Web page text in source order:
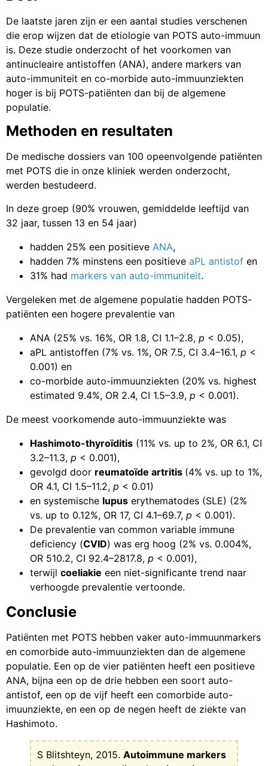
De laatste jaren zijn er een aantal studies verschenen
die erop wijzen dat de etiologie van POTS auto-immuun
is. Deze studie onderzocht of het voorkomen van
antinucleaire antistoffen (ANA), andere markers van
auto-immuniteit en co-morbide auto-immuunziekten
hoger is bij POTS-patiënten dan bij de algemene
populatie.
Methoden en resultaten
De medische dossiers van 100 opeenvolgende patiënten
met POTS die in onze kliniek werden onderzocht,
werden bestudeerd.
In deze groep (90% vrouwen, gemiddelde leeftijd van
32 jaar, tussen 13 en 54 jaar)
hadden 25% een positieve ANA,
hadden 7% minstens een positieve aPL antistof en
31% had markers van auto-immuniteit.
Vergeleken met de algemene populatie hadden POTS-
patiënten een hogere prevalentie van
ANA (25% vs. 16%, OR 1.8, CI 1.1–2.8, p < 0.05),
aPL antistoffen (7% vs. 1%, OR 7.5, CI 3.4–16.1, p <
0.001) en
co-morbide auto-immuunziekten (20% vs. highest
estimated 9.4%, OR 2.4, CI 1.5–3.9, p < 0.001).
De meest voorkomende auto-immuunziekte was
Hashimoto-thyroïditis (11% vs. up to 2%, OR 6.1, CI
3.2–11.3, p < 0.001),
gevolgd door reumatoïde artritis (4% vs. up to 1%,
OR 4.1, CI 1.5–11.2, p < 0.01)
en systemische lupus erythematodes (SLE) (2%
vs. up to 0.12%, OR 17, CI 4.1–69.7, p < 0.001).
De prevalentie van common variable immune
deficiency (CVID) was erg hoog (2% vs. 0.004%,
OR 510.2, CI 92.4–2817.8, p < 0.001),
terwijl coeliakie een niet-significante trend naar
verhoogde prevalentie vertoonde.
Conclusie
Patiënten met POTS hebben vaker auto-immuunmarkers
en comorbide auto-immuunziekten dan de algemene
populatie. Een op de vier patiënten heeft een positieve
ANA, bijna een op de drie hebben een soort auto-
antistof, een op de vijf heeft een comorbide auto-
imuunziekte, en een op de negen heeft de ziekte van
Hashimoto.
S Blitshteyn, 2015. Autoimmune markers